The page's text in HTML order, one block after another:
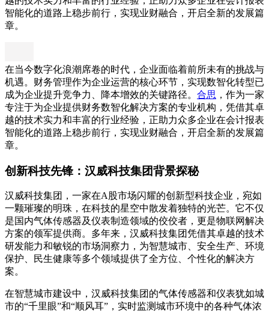
智能化的道路上稳步前行，实现业财融合，开启全新的发展篇
章。
在当今数字化浪潮席卷的时代，企业面临着前所未有的挑战与
机遇。财务管理作为企业运营的核心环节，实现数智化转型已
成为企业提升竞争力、降本增效的关键路径。 合思 ，作为一家
专注于为企业提供财务数智化解决方案的专业机构，凭借其卓
越的技术实力和丰富的行业经验，正助力众多企业在会计报表
智能化的道路上稳步前行，实现业财融合，开启全新的发展篇
章。
创新科技先锋：汉威科技集团背景探秘
汉威科技集团，一家在A股市场闪耀的创新型科技企业，宛如
一颗璀璨的明珠，在科技的星空中散发着独特的光芒。它不仅
是国内气体传感器及仪表制造领域的佼佼者，更是物联网解决
方案的领军提供商。多年来，汉威科技集团凭借其卓越的技术
研发能力和敏锐的市场洞察力，为智慧城市、安全生产、环境
保护、民生健康等多个领域提供了全方位、个性化的解决方
案。
在智慧城市建设中，汉威科技集团的气体传感器和仪表犹如城
市的“千里眼”和“顺风耳”，实时监测城市环境中的各种气体浓